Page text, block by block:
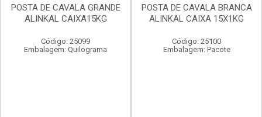
POSTA DE CAVALA GRANDE
ALINKAL CAIXA15KG
Código: 25099
Embalagem: Quilograma
POSTA DE CAVALA BRANCA
ALINKAL CAIXA 15X1KG
Código: 25100
Embalagem: Pacote